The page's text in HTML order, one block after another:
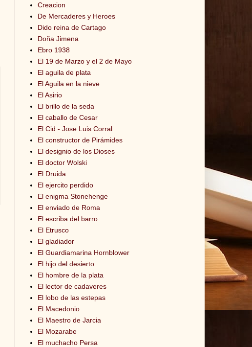
Creacion
De Mercaderes y Heroes
Dido reina de Cartago
Doña Jimena
Ebro 1938
El 19 de Marzo y el 2 de Mayo
El aguila de plata
El Aguila en la nieve
El Asirio
El brillo de la seda
El caballo de Cesar
El Cid - Jose Luis Corral
El constructor de Pirámides
El designio de los Dioses
El doctor Wolski
El Druida
El ejercito perdido
El enigma Stonehenge
El enviado de Roma
El escriba del barro
El Etrusco
El gladiador
El Guardiamarina Hornblower
El hijo del desierto
El hombre de la plata
El lector de cadaveres
El lobo de las estepas
El Macedonio
El Maestro de Jarcia
El Mozarabe
El muchacho Persa